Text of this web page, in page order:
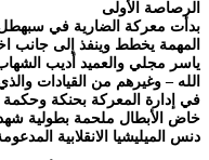
الرصاصة الأولى
بدأت معركة الضارية في
المهمة يخطط وينفذ إلى جانب
ياسر مجلي والعميد أديب
الله – وغيرهم من القيادات
في إدارة المعركة بحنكة
خاض الأبطال ملحمة بطولية
دنس الميليشيا الانقلابية